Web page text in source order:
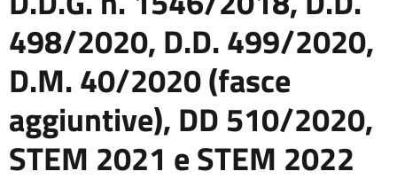
498/2020, D.D. 499/2020,
D.M. 40/2020 (fasce
aggiuntive), DD 510/2020,
STEM 2021 e STEM 2022